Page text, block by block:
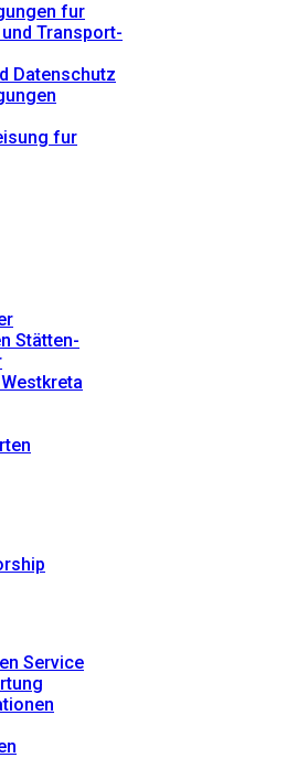
fur
Transport-
Datenschutz
fur
Stätten-
Service